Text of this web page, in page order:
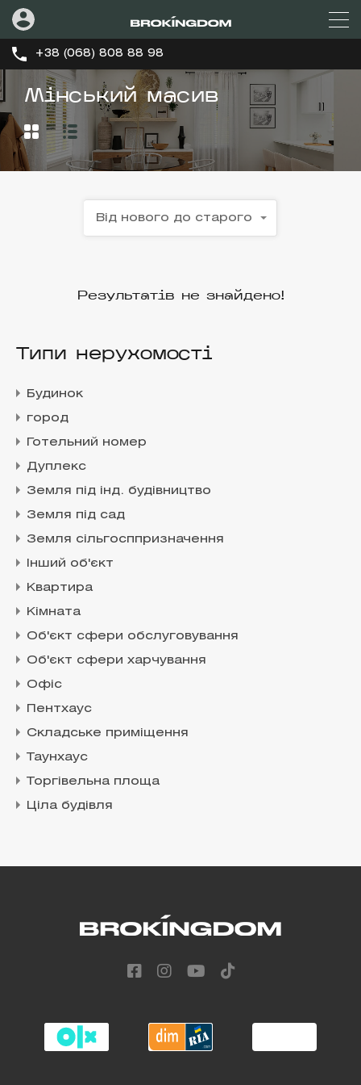
+38 (068) 808 88 98
Мінський масив
Від нового до старого
Результатів не знайдено!
Типи нерухомості
Будинок
город
Готельний номер
Дуплекс
Земля під інд. будівництво
Земля під сад
Земля сільгосппризначення
Інший об'єкт
Квартира
Кімната
Об'єкт сфери обслуговування
Об'єкт сфери харчування
Офіс
Пентхаус
Складське приміщення
Таунхаус
Торгівельна площа
Ціла будівля